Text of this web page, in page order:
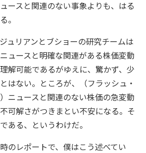
ースと関連のない事象よりも、はる
。
ュリアンとブショーの研究チームは
ュースと明確な関連がある株価変動
解可能であるがゆえに、驚かず、少
はない。ところが、（フラッシュ・
ニュースと関連のない株価の急変動
可解さがつきまとい不安になる。そ
ある、というわけだ。
のレポートで、僕はこう述べてい